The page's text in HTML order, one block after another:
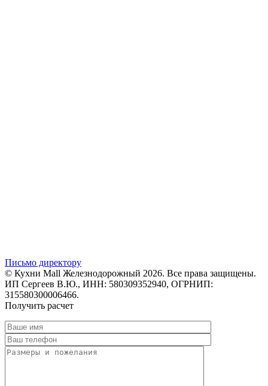
Письмо директору
© Кухни Mall Железнодорожный 2026. Все права защищены.
ИП Сергеев В.Ю., ИНН: 580309352940, ОГРНИП:
315580300006466.
Получить расчет